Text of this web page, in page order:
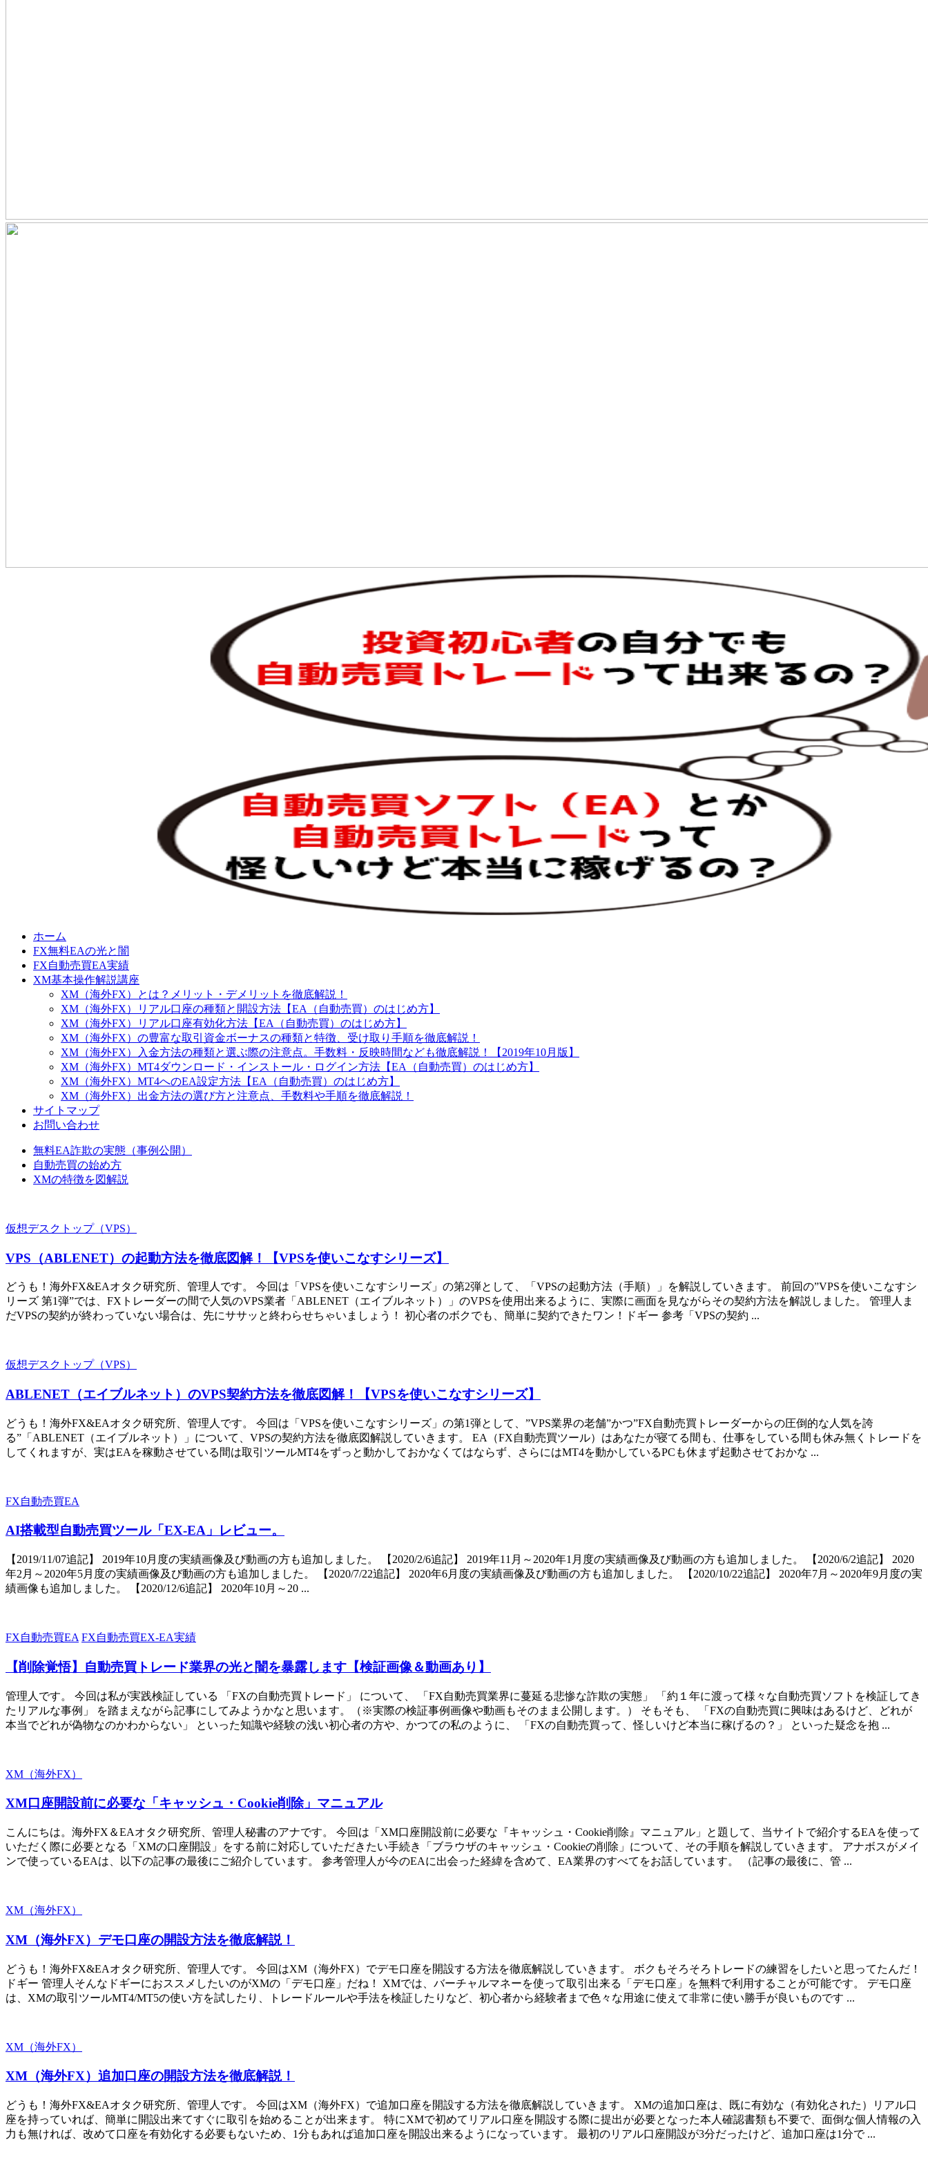
ホーム
FX無料EAの光と闇
FX自動売買EA実績
XM基本操作解説講座
XM（海外FX）とは？メリット・デメリットを徹底解説！
XM（海外FX）リアル口座の種類と開設方法【EA（自動売買）のはじめ方】
XM（海外FX）リアル口座有効化方法【EA（自動売買）のはじめ方】
XM（海外FX）の豊富な取引資金ボーナスの種類と特徴、受け取り手順を徹底解説！
XM（海外FX）入金方法の種類と選ぶ際の注意点。手数料・反映時間なども徹底解説！【2019年10月版】
XM（海外FX）MT4ダウンロード・インストール・ログイン方法【EA（自動売買）のはじめ方】
XM（海外FX）MT4へのEA設定方法【EA（自動売買）のはじめ方】
XM（海外FX）出金方法の選び方と注意点、手数料や手順を徹底解説！
サイトマップ
お問い合わせ
無料EA詐欺の実態（事例公開）
自動売買の始め方
XMの特徴を図解説
仮想デスクトップ（VPS）
VPS（ABLENET）の起動方法を徹底図解！【VPSを使いこなすシリーズ】
どうも！海外FX&EAオタク研究所、管理人です。 今回は「VPSを使いこなすシリーズ」の第2弾として、「VPSの起動方法（手順）」を解説していきます。 前回の”VPSを使いこなすシ
リーズ 第1弾”では、FXトレーダーの間で人気のVPS業者「ABLENET（エイブルネット）」のVPSを使用出来るように、実際に画面を見ながらその契約方法を解説しました。 管理人ま
だVPSの契約が終わっていない場合は、先にササッと終わらせちゃいましょう！ 初心者のボクでも、簡単に契約できたワン！ドギー 参考「VPSの契約 ...
仮想デスクトップ（VPS）
ABLENET（エイブルネット）のVPS契約方法を徹底図解！【VPSを使いこなすシリーズ】
どうも！海外FX&EAオタク研究所、管理人です。 今回は「VPSを使いこなすシリーズ」の第1弾として、”VPS業界の老舗”かつ”FX自動売買トレーダーからの圧倒的な人気を誇
る”「ABLENET（エイブルネット）」について、VPSの契約方法を徹底図解説していきます。 EA（FX自動売買ツール）はあなたが寝てる間も、仕事をしている間も休み無くトレードを
してくれますが、実はEAを稼動させている間は取引ツールMT4をずっと動かしておかなくてはならず、さらにはMT4を動かしているPCも休まず起動させておかな ...
FX自動売買EA
AI搭載型自動売買ツール「EX-EA」レビュー。
【2019/11/07追記】 2019年10月度の実績画像及び動画の方も追加しました。 【2020/2/6追記】 2019年11月～2020年1月度の実績画像及び動画の方も追加しました。 【2020/6/2追記】 2020
年2月～2020年5月度の実績画像及び動画の方も追加しました。 【2020/7/22追記】 2020年6月度の実績画像及び動画の方も追加しました。 【2020/10/22追記】 2020年7月～2020年9月度の実
績画像も追加しました。 【2020/12/6追記】 2020年10月～20 ...
FX自動売買EA FX自動売買EX-EA実績
【削除覚悟】自動売買トレード業界の光と闇を暴露します【検証画像＆動画あり】
管理人です。 今回は私が実践検証している 「FXの自動売買トレード」 について、 「FX自動売買業界に蔓延る悲惨な詐欺の実態」 「約１年に渡って様々な自動売買ソフトを検証してき
たリアルな事例」 を踏まえながら記事にしてみようかなと思います。（※実際の検証事例画像や動画もそのまま公開します。） そもそも、 「FXの自動売買に興味はあるけど、どれが
本当でどれが偽物なのかわからない」 といった知識や経験の浅い初心者の方や、かつての私のように、 「FXの自動売買って、怪しいけど本当に稼げるの？」 といった疑念を抱 ...
XM（海外FX）
XM口座開設前に必要な「キャッシュ・Cookie削除」マニュアル
こんにちは。海外FX＆EAオタク研究所、管理人秘書のアナです。 今回は「XM口座開設前に必要な『キャッシュ・Cookie削除』マニュアル」と題して、当サイトで紹介するEAを使って
いただく際に必要となる「XMの口座開設」をする前に対応していただきたい手続き「ブラウザのキャッシュ・Cookieの削除」について、その手順を解説していきます。 アナボスがメイ
ンで使っているEAは、以下の記事の最後にご紹介しています。 参考管理人が今のEAに出会った経緯を含めて、EA業界のすべてをお話しています。 （記事の最後に、管 ...
XM（海外FX）
XM（海外FX）デモ口座の開設方法を徹底解説！
どうも！海外FX&EAオタク研究所、管理人です。 今回はXM（海外FX）でデモ口座を開設する方法を徹底解説していきます。 ボクもそろそろトレードの練習をしたいと思ってたんだ！
ドギー 管理人そんなドギーにおススメしたいのがXMの「デモ口座」だね！ XMでは、バーチャルマネーを使って取引出来る「デモ口座」を無料で利用することが可能です。 デモ口座
は、XMの取引ツールMT4/MT5の使い方を試したり、トレードルールや手法を検証したりなど、初心者から経験者まで色々な用途に使えて非常に使い勝手が良いものです ...
XM（海外FX）
XM（海外FX）追加口座の開設方法を徹底解説！
どうも！海外FX&EAオタク研究所、管理人です。 今回はXM（海外FX）で追加口座を開設する方法を徹底解説していきます。 XMの追加口座は、既に有効な（有効化された）リアル口
座を持っていれば、簡単に開設出来てすぐに取引を始めることが出来ます。 特にXMで初めてリアル口座を開設する際に提出が必要となった本人確認書類も不要で、面倒な個人情報の入
力も無ければ、改めて口座を有効化する必要もないため、1分もあれば追加口座を開設出来るようになっています。 最初のリアル口座開設が3分だったけど、追加口座は1分で ...